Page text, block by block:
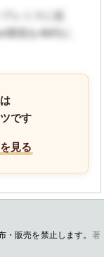
レミスに拡
環境をAWSに
です
見る
販売を禁止します。 著